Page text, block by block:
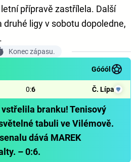
přípravě zastřílela. Další
druhé ligy v sobotu dopoledne,
Konec zápasu.
Góóól
0:6 Č. Lípa
branku! Tenisový
tabuli ve Vilémově.
dává MAREK
– 0:6.